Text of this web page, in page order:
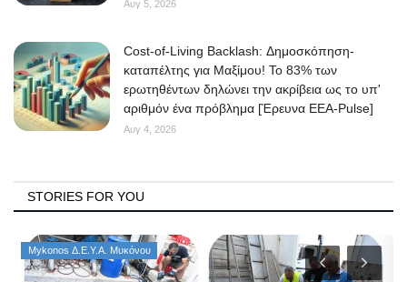
Αυγ 5, 2026
Cost-of-Living Backlash: Δημοσκόπηση-
καταπέλτης για Μαξίμου! Το 83% των
ερωτηθέντων δηλώνει την ακρίβεια ως το υπ'
αριθμόν ένα πρόβλημα [Έρευνα ΕΕΑ-Pulse]
Αυγ 4, 2026
STORIES FOR YOU
Mykonos Δ.Ε.Υ.Α. Μυκόνου